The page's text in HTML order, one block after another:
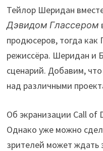
Тейлор Шеридан
Дэвидом Глассером
продюсеров, тогда как
режиссёра. Шеридан и
сценарий. Добавим,
над различными
Об экранизации Call of
Однако уже можно
зрителей может ждать